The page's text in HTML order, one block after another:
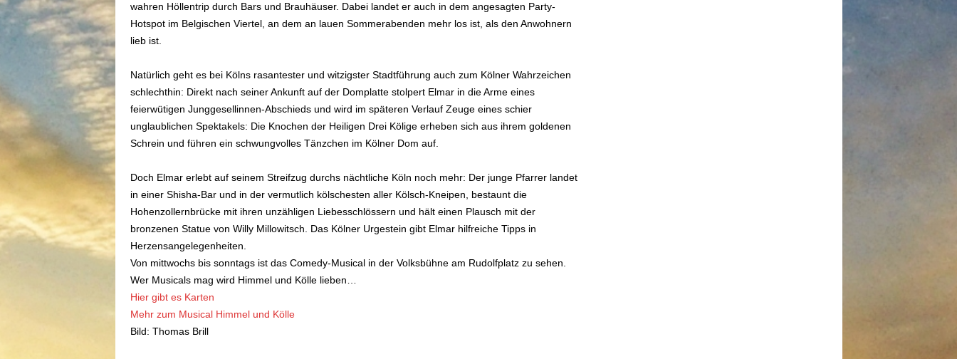
wahren Höllentrip durch Bars und Brauhäuser. Dabei landet er auch in dem angesagten Party-
Hotspot im Belgischen Viertel, an dem an lauen Sommerabenden mehr los ist, als den Anwohnern
lieb ist.
Natürlich geht es bei Kölns rasantester und witzigster Stadtführung auch zum Kölner Wahrzeichen
schlechthin: Direkt nach seiner Ankunft auf der Domplatte stolpert Elmar in die Arme eines
feierwütigen Junggesellinnen-Abschieds und wird im späteren Verlauf Zeuge eines schier
unglaublichen Spektakels: Die Knochen der Heiligen Drei Kölige erheben sich aus ihrem goldenen
Schrein und führen ein schwungvolles Tänzchen im Kölner Dom auf.
Doch Elmar erlebt auf seinem Streifzug durchs nächtliche Köln noch mehr: Der junge Pfarrer landet
in einer Shisha-Bar und in der vermutlich kölschesten aller Kölsch-Kneipen, bestaunt die
Hohenzollernbrücke mit ihren unzähligen Liebesschlössern und hält einen Plausch mit der
bronzenen Statue von Willy Millowitsch. Das Kölner Urgestein gibt Elmar hilfreiche Tipps in
Herzensangelegenheiten.
Von mittwochs bis sonntags ist das Comedy-Musical in der Volksbühne am Rudolfplatz zu sehen.
Wer Musicals mag wird Himmel und Kölle lieben…
Hier gibt es Karten
Mehr zum Musical Himmel und Kölle
Bild: Thomas Brill